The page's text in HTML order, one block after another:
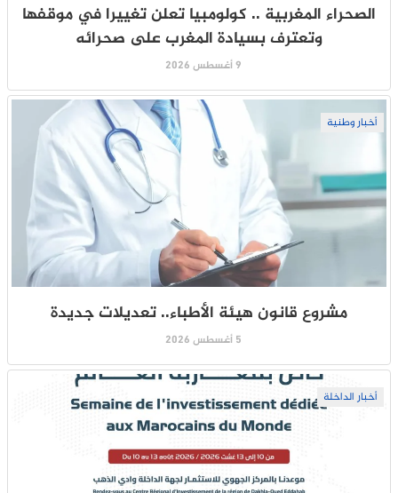
الصحراء المغربية .. كولومبيا تعلن تغييرا في موقفها
وتعترف بسيادة المغرب على صحرائه
9 أغسطس 2026
أخبار وطنية
مشروع قانون هيئة الأطباء.. تعديلات جديدة
5 أغسطس 2026
أخبار الداخلة